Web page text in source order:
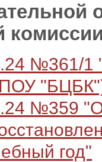
№361/1
№359
год"